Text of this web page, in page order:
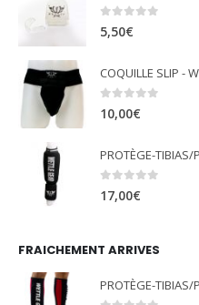
0 out of 5
5,50€
COQUILLE SLIP -
0 out of 5
10,00€
0 out of 5
17,00€
FRAICHEMENT ARRIVES